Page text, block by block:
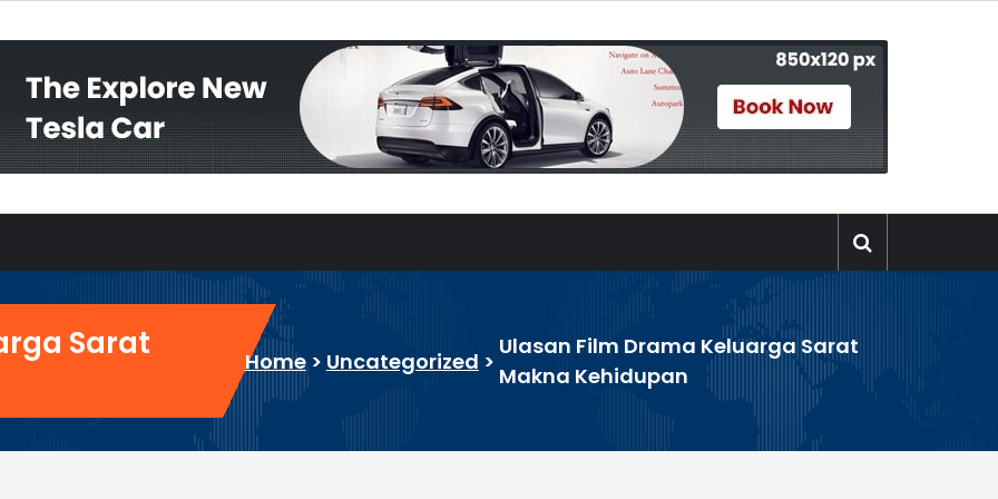
Sarat
Home> Uncategorized >
Ulasan Film Drama Keluarga Sarat
Makna Kehidupan